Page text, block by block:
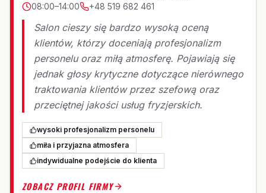
08:00–14:00
+48 519 682 461
Salon cieszy się bardzo wysoką oceną
klientów, którzy doceniają profesjonalizm
personelu oraz miłą atmosferę. Pojawiają się
jednak głosy krytyczne dotyczące nierównego
traktowania klientów przez szefową oraz
przeciętnej jakości usług fryzjerskich.
wysoki profesjonalizm personelu
miła i przyjazna atmosfera
indywidualne podejście do klienta
ZOBACZ PROFIL FIRMY